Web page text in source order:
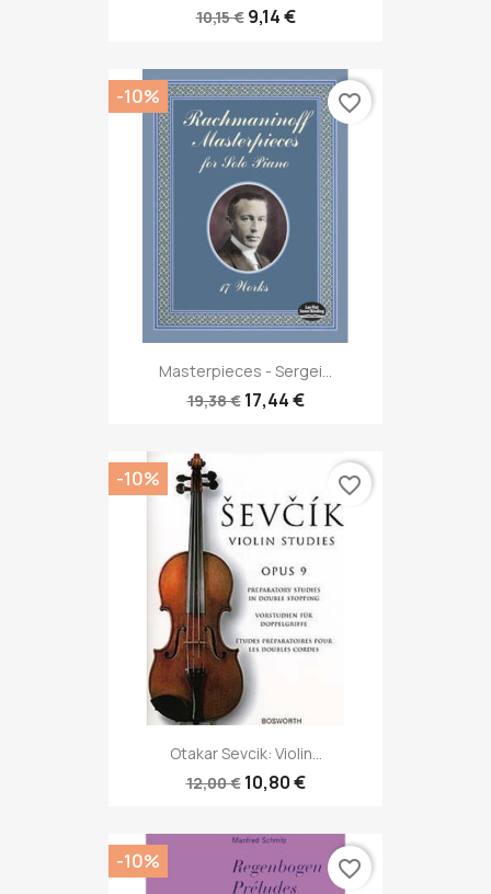
10,15 € 9,14 €
Masterpieces - Sergei...
19,38 € 17,44 €
-10% favorite_border
Otakar Sevcik: Violin...
12,00 € 10,80 €
-10% favorite_border
-10% favorite_border